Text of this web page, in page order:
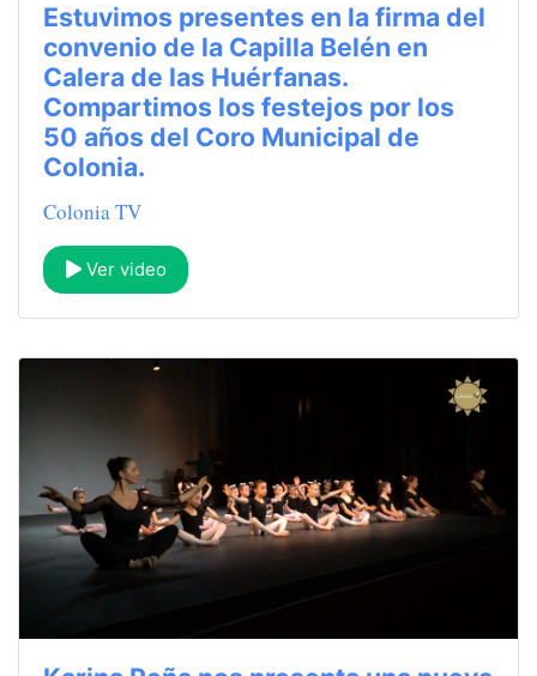
Estuvimos presentes en la firma del
convenio de la Capilla Belén en
Calera de las Huérfanas.
Compartimos los festejos por los
50 años del Coro Municipal de
Colonia.
Colonia TV
Ver video